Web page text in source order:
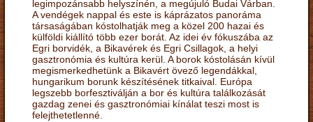
legimpozánsabb helyszínén, a megújuló Budai Várban.
A vendégek nappal és este is káprázatos panoráma
társaságában kóstolhatják meg a közel 200 hazai és
külföldi kiállító több ezer borát. Az idei év fókuszába az
Egri borvidék, a Bikavérek és Egri Csillagok, a helyi
gasztronómia és kultúra kerül. A borok kóstolásán kívül
megismerkedhetünk a Bikavért övező legendákkal,
hungarikum borunk készítésének titkaival. Európa
legszebb borfesztiválján a bor és kultúra találkozását
gazdag zenei és gasztronómiai kínálat teszi most is
felejthetetlenné.